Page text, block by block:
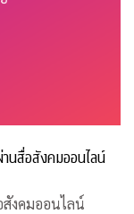
านสื่อสังคมออนไลน์
งคมออนไลน์